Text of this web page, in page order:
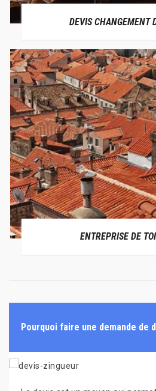
DEVIS CHANGEMENT
ENTREPRISE DE
Pourquoi faire une demande de